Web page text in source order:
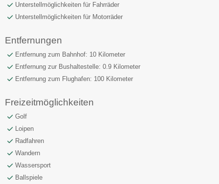
Unterstellmöglichkeiten für Fahrräder
Unterstellmöglichkeiten für Motorräder
Entfernungen
Entfernung zum Bahnhof: 10 Kilometer
Entfernung zur Bushaltestelle: 0.9 Kilometer
Entfernung zum Flughafen: 100 Kilometer
Freizeitmöglichkeiten
Golf
Loipen
Radfahren
Wandern
Wassersport
Ballspiele